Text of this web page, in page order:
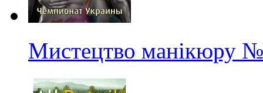
Мистецтво манікюру